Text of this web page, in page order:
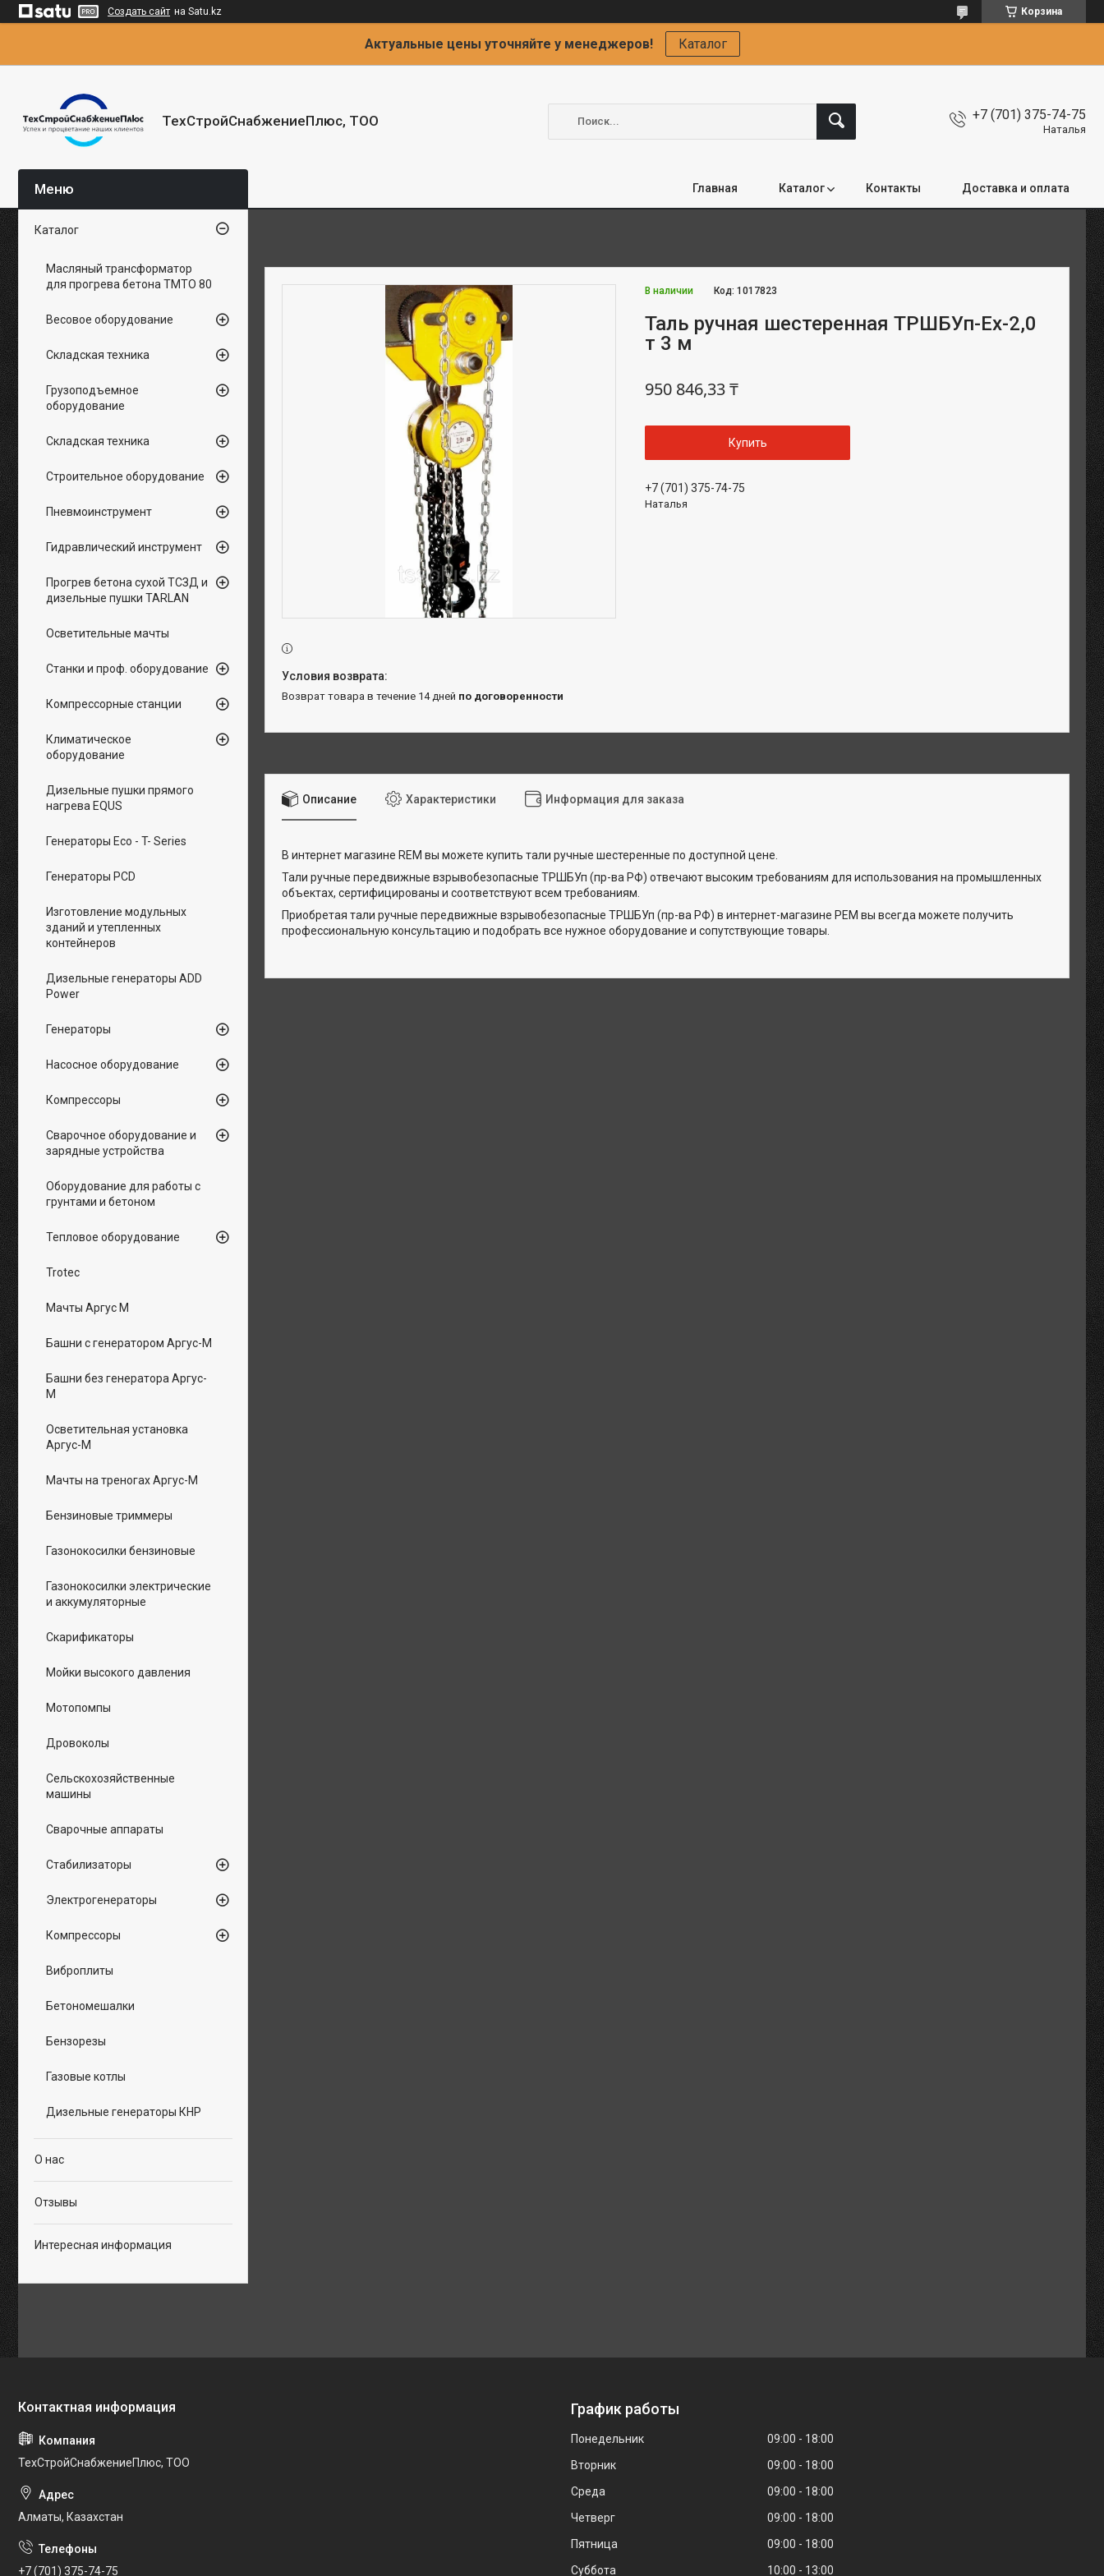
Создать сайт на Satu.kz Корзина
Актуальные цены уточняйте у менеджеров! Каталог
ТехСтройСнабжениеПлюс, ТОО +7 (701) 375-74-75
Наталья
Главная Каталог Контакты Доставка и оплата
В наличии Код:1017823
Таль ручная шестеренная ТРШБУп-Ех-2,0
т 3 м
950 846,33 ₸
Купить
+7 (701) 375-74-75
Наталья
возврат товара в течение 14 дней по договоренности
Описание Характеристики Информация для заказа
В интернет магазине REM вы можете купить тали ручные шестеренные по доступной цене.
Тали ручные передвижные взрывобезопасные ТРШБУп (пр-ва РФ) отвечают высоким требованиям для использования на промышленных
объектах, сертифицированы и соответствуют всем требованиям.
Приобретая тали ручные передвижные взрывобезопасные ТРШБУп (пр-ва РФ) в интернет-магазине РЕМ вы всегда можете получить
профессиональную консультацию и подобрать все нужное оборудование и сопутствующие товары.
Каталог
Масляный трансформатор
для прогрева бетона ТМТО 80
Весовое оборудование
Складская техника
Грузоподъемное
оборудование
Складская техника
Строительное оборудование
Пневмоинструмент
Гидравлический инструмент
Прогрев бетона сухой ТСЗД и
дизельные пушки TARLAN
Осветительные мачты
Станки и проф. оборудование
Компрессорные станции
Климатическое
оборудование
Дизельные пушки прямого
нагрева EQUS
Генераторы Eco - T- Series
Генераторы PCD
Изготовление модульных
зданий и утепленных
контейнеров
Дизельные генераторы ADD
Power
Генераторы
Насосное оборудование
Компрессоры
Сварочное оборудование и
зарядные устройства
Оборудование для работы с
грунтами и бетоном
Тепловое оборудование
Trotec
Мачты Аргус М
Башни с генератором Аргус-М
Башни без генератора Аргус-
М
Осветительная установка
Аргус-М
Мачты на треногах Аргус-М
Бензиновые триммеры
Газонокосилки бензиновые
Газонокосилки электрические
и аккумуляторные
Скарификаторы
Мойки высокого давления
Мотопомпы
Дровоколы
Сельскохозяйственные
машины
Сварочные аппараты
Стабилизаторы
Электрогенераторы
Компрессоры
Виброплиты
Бетономешалки
Бензорезы
Газовые котлы
Дизельные генераторы КНР
О нас
Отзывы
Интересная информация
ТехСтройСнабжениеПлюс, ТОО
Алматы, Казахстан
+7 (701) 375-74-75
График работы
Понедельник 09:00
18:00
Вторник
09:00
18:00
Среда
09:00
18:00
Четверг
09:00
18:00
Пятница
09:00
18:00
Суббота
10:00 13:00